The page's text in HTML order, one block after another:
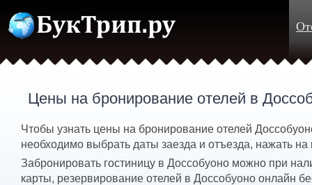
Цены на бронирование отелей в
Чтобы узнать цены на бронирование отелей
необходимо выбрать даты заезда и отъезда, нажать на
Забронировать гостиницу в Доссобуоно можно при
карты, резервирование отелей в Доссобуоно онлайн